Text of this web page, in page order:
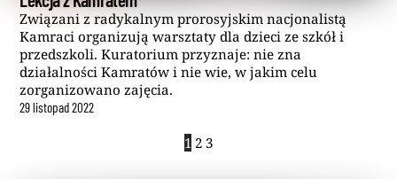
Związani z radykalnym prorosyjskim nacjonalistą
Kamraci organizują warsztaty dla dzieci ze szkół i
przedszkoli. Kuratorium przyznaje: nie zna
działalności Kamratów i nie wie, w jakim celu
zorganizowano zajęcia.
29listopad2022
1 2 3